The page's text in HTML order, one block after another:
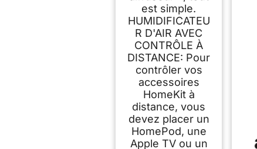
est simple.
HUMIDIFICATEU
R D'AIR AVEC
CONTRÔLE À
DISTANCE: Pour
contrôler vos
accessoires
HomeKit à
distance, vous
devez placer un
HomePod, une
Apple TV ou un